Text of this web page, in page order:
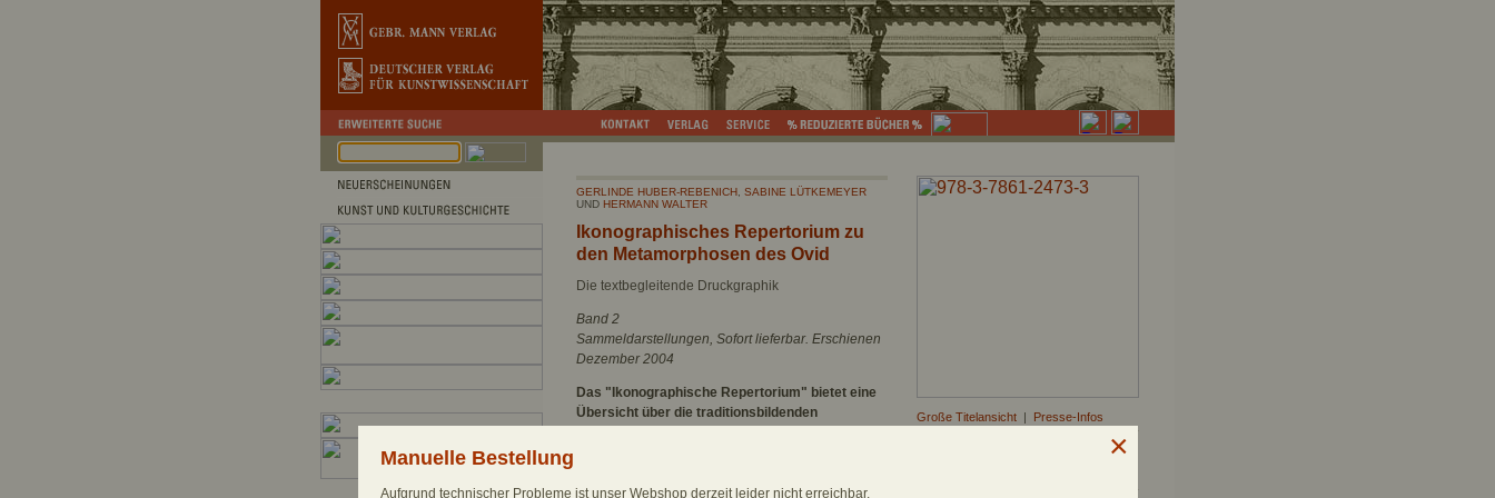
Manuelle Bestellung
Aufgrund technischer Probleme ist unser Webshop derzeit leider nicht erreichbar.
Große Titelansicht | Presse-Infos
GERLINDE HUBER-REBENICH SABINE LÜTKEMEYER
UND HERMANN WALTER
Ikonographisches Repertorium zu
den Metamorphosen des Ovid
Die textbegleitende Druckgraphik
Band 2
Sammeldarstellungen, Sofort lieferbar. Erschienen
Dezember 2004
Das "Ikonographische Repertorium" bietet eine
Übersicht über die traditionsbildenden
mythologischen Motive vor Augen.